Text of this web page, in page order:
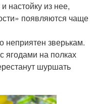
настойку из нее,
появляются чаще
неприятен зверькам.
ягодами на полках
шуршать